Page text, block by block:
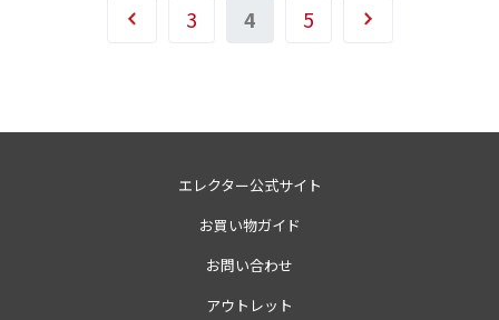
3 4 5
エレクター公式サイト
お買い物ガイド
お問い合わせ
アウトレット